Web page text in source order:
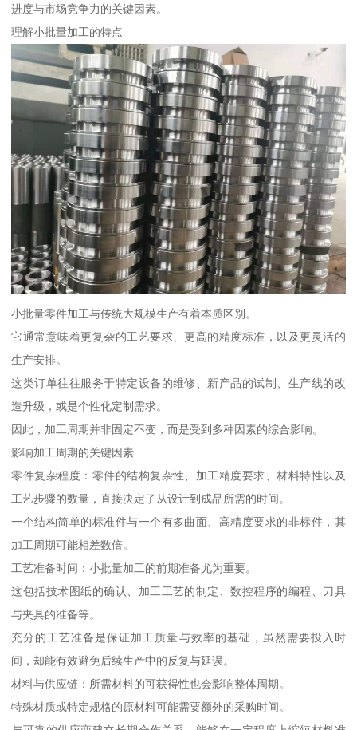
进度与市场竞争力的关键因素。
理解小批量加工的特点
小批量零件加工与传统大规模生产有着本质区别。
它通常意味着更复杂的工艺要求、更高的精度标准，以及更灵活的
生产安排。
这类订单往往服务于特定设备的维修、新产品的试制、生产线的改
造升级，或是个性化定制需求。
因此，加工周期并非固定不变，而是受到多种因素的综合影响。
影响加工周期的关键因素
零件复杂程度：零件的结构复杂性、加工精度要求、材料特性以及
工艺步骤的数量，直接决定了从设计到成品所需的时间。
一个结构简单的标准件与一个有多曲面、高精度要求的非标件，其
加工周期可能相差数倍。
工艺准备时间：小批量加工的前期准备尤为重要。
这包括技术图纸的确认、加工工艺的制定、数控程序的编程、刀具
与夹具的准备等。
充分的工艺准备是保证加工质量与效率的基础，虽然需要投入时
间，却能有效避免后续生产中的反复与延误。
材料与供应链：所需材料的可获得性也会影响整体周期。
特殊材质或特定规格的原材料可能需要额外的采购时间。